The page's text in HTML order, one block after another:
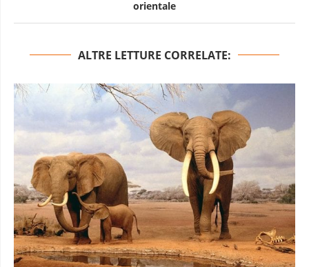
orientale
ALTRE LETTURE CORRELATE: